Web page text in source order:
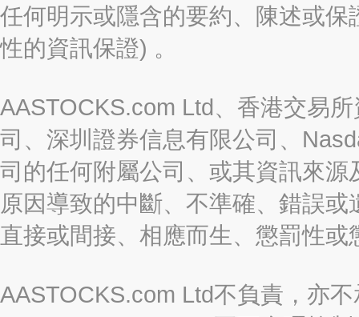
任何明示或隱含的要約、陳述或
性的資訊保證) 。
AASTOCKS.com Ltd、香港交易
司、深圳證券信息有限公司、
司的任何附屬公司、或其資訊來
原因導致的中斷、不準確、錯誤
直接或間接、相應而生、懲罰性
AASTOCKS.com Ltd不負責，亦